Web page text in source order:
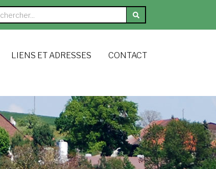
LIENS ET ADRESSES CONTACT